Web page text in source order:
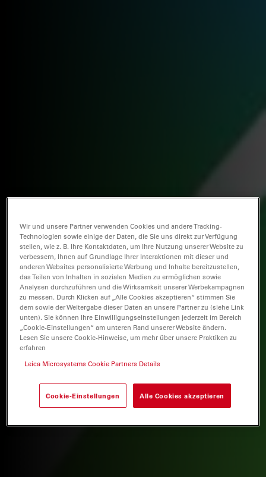
Wir und unsere Partner verwenden Cookies und andere Tracking-
Technologien sowie einige der Daten, die Sie uns direkt zur Verfügung
stellen, wie z. B. Ihre Kontaktdaten, um Ihre Nutzung unserer Website zu
verbessern, Ihnen auf Grundlage Ihrer Interaktionen mit dieser und
anderen Websites personalisierte Werbung und Inhalte bereitzustellen,
das Teilen von Inhalten in sozialen Medien zu ermöglichen sowie
Analysen durchzuführen und die Wirksamkeit unserer Werbekampagnen
zu messen. Durch Klicken auf „Alle Cookies akzeptieren“ stimmen Sie
dem sowie der Weitergabe dieser Daten an unsere Partner zu (siehe Link
unten). Sie können Ihre Einwilligungseinstellungen jederzeit im Bereich
„Cookie-Einstellungen“ am unteren Rand unserer Website ändern.
Lesen Sie unsere Cookie-Hinweise, um mehr über unsere Praktiken zu
erfahren
Leica Microsystems Cookie Partners Details
Cookie-Einstellungen Alle Cookies akzeptieren